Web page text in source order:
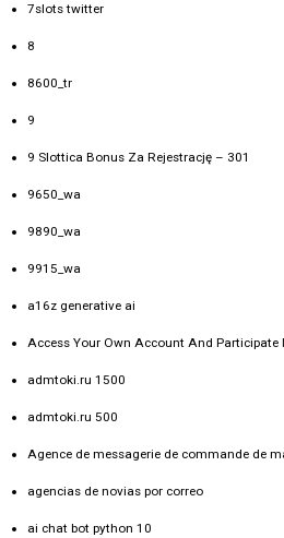
7slots twitter
8
8600_tr
9
9 Slottica Bonus Za Rejestrację – 301
9650_wa
9890_wa
9915_wa
a16z generative ai
Access Your Own Account And Participate
admtoki.ru 1500
admtoki.ru 500
Agence de messagerie de commande de
agencias de novias por correo
ai chat bot python 10